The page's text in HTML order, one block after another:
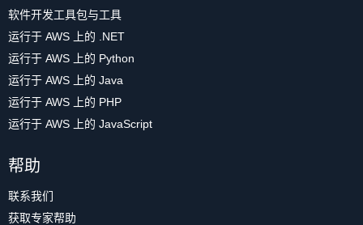
软件开发工具包与工具
运行于 AWS 上的 .NET
运行于 AWS 上的 Python
运行于 AWS 上的 Java
运行于 AWS 上的 PHP
运行于 AWS 上的 JavaScript
帮助
联系我们
获取专家帮助